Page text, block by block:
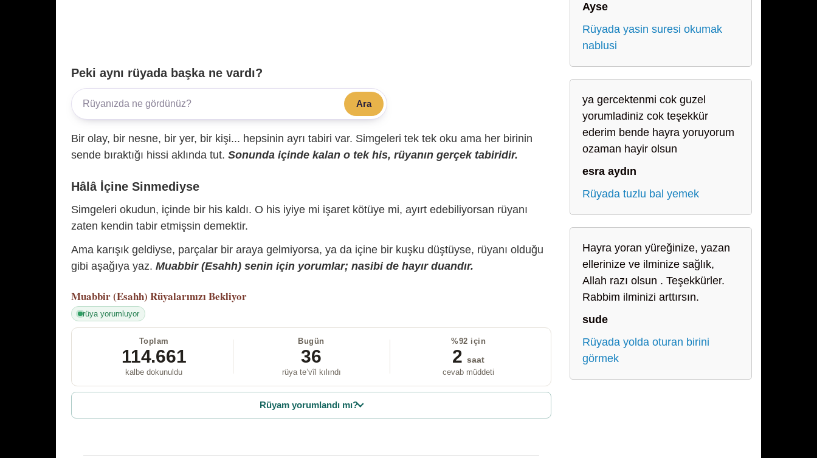
Peki aynı rüyada başka ne vardı?
Ara
Bir olay, bir nesne, bir yer, bir kişi... hepsinin ayrı tabiri var. Simgeleri tek tek oku ama her birinin
sende bıraktığı hissi aklında tut. Sonunda içinde kalan o tek his, rüyanın gerçek tabiridir.
Hâlâ İçine Sinmediyse
Simgeleri okudun, içinde bir his kaldı. O his iyiye mi işaret kötüye mi, ayırt edebiliyorsan rüyanı
zaten kendin tabir etmişsin demektir.
Ama karışık geldiyse, parçalar bir araya gelmiyorsa, ya da içine bir kuşku düştüyse, rüyanı olduğu
gibi aşağıya yaz. Muabbir (Esahh) senin için yorumlar; nasibi de hayır duandır.
Muabbir (Esahh) Rüyalarınızı Bekliyor
rüya yorumluyor
Toplam
114.661
kalbe dokunuldu
Bugün
36
rüya te’vîl kılındı
%92 için
2 saat
cevab müddeti
Rüyam yorumlandı mı?
Ayse
Rüyada yasin suresi okumak
nablusi
ya gercektenmi cok guzel
yorumladiniz cok teşekkür
ederim bende hayra yoruyorum
ozaman hayir olsun
esra aydın
Rüyada tuzlu bal yemek
Hayra yoran yüreğinize, yazan
ellerinize ve ilminize sağlık,
Allah razı olsun . Teşekkürler.
Rabbim ilminizi arttırsın.
sude
Rüyada yolda oturan birini
görmek